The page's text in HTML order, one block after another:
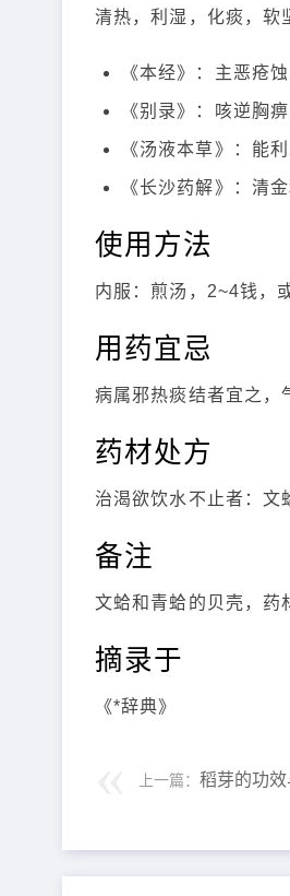
清热，利湿，化痰，软
《本经》：主恶疮蚀
《别录》：咳逆胸
《汤液本草》：能
《长沙药解》：清
使用方法
内服：煎汤，2~4钱，
用药宜忌
病属邪热痰结者宜之，
药材处方
治渴欲饮水不止者：文
备注
文蛤和青蛤的贝壳，药
摘录于
《*辞典》
上一篇： 稻芽的功效